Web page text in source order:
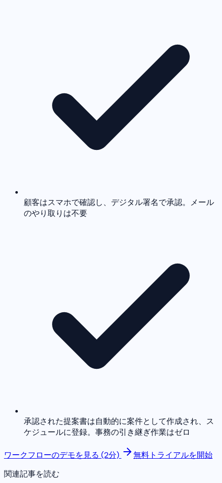
顧客はスマホで確認し、デジタル署名で承認。メール
のやり取りは不要
承認された提案書は自動的に案件として作成され、ス
ケジュールに登録。事務の引き継ぎ作業はゼロ
ワークフローのデモを見る (2分)
無料トライアルを開始
関連記事を読む